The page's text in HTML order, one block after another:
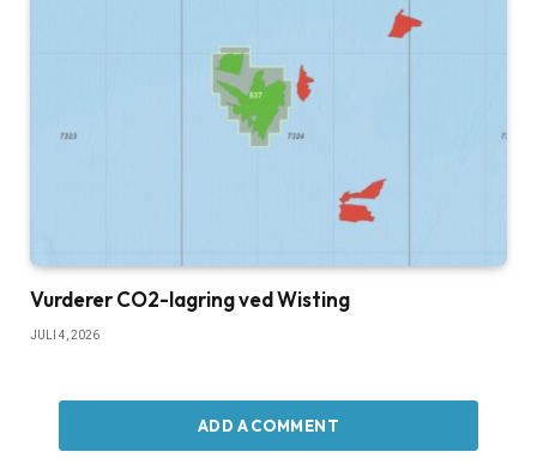
Vurderer CO2-lagring ved Wisting
JULI 4, 2026
ADD A COMMENT